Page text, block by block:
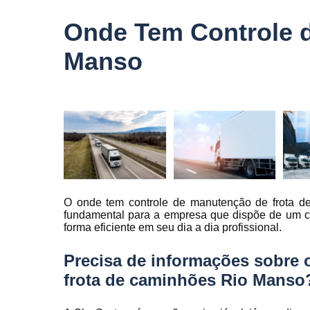
de frotas
carro
de carros
para
Onde Tem Controle
Manso
O onde tem controle de manutenção de frota
fundamental para a empresa que dispõe de um
forma eficiente em seu dia a dia profissional.
Precisa de informações sobre
frota de caminhões Rio